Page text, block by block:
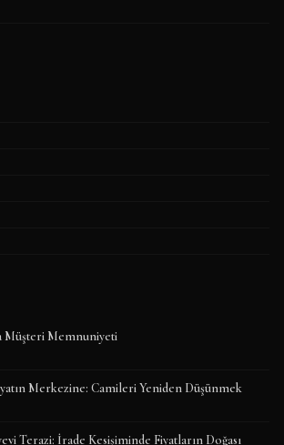
Müşteri Memnuniyeti
Merkezine: Camileri Yeniden Düşünmek
Terazi: İrade Kesişiminde Fiyatların Doğası